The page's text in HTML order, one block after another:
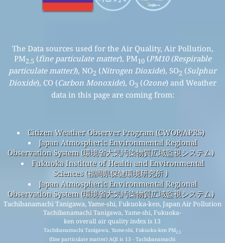
The Data sources used for the Air Quality, Air Pollution,
PM2.5 (fine particulate matter), PM10(PM10 (Respirable
particulate matter)), NO2 (Nitrogen Dioxide), SO2 (Sulphur
Dioxide), CO (Carbon Monoxide), O3 (Ozone) and Weather
data in this page are coming from:
Citizen Weather Observer Program (CWOP/APRS)
Japan Atmospheric Environmental Regional
Observation System (環境省大気汚染物質広域監視システム)
Fukuoka Institute of Health and Environmental
Sciences (福岡県保健環境研究所 )
Japan Atmospheric Environmental Regional
Observation System (環境省大気汚染物質広域監視システム)
Tachibanamachi Tanigawa, Yame-shi, Fukuoka-ken, Japan Air Pollution
Tachibanamachi Tanigawa, Yame-shi, Fukuoka-
ken overall air quality index is 13
Tachibanamachi Tanigawa, Yame-shi, Fukuoka-ken PM2.5
(fine particulate matter) AQI is 13 - Tachibanamachi